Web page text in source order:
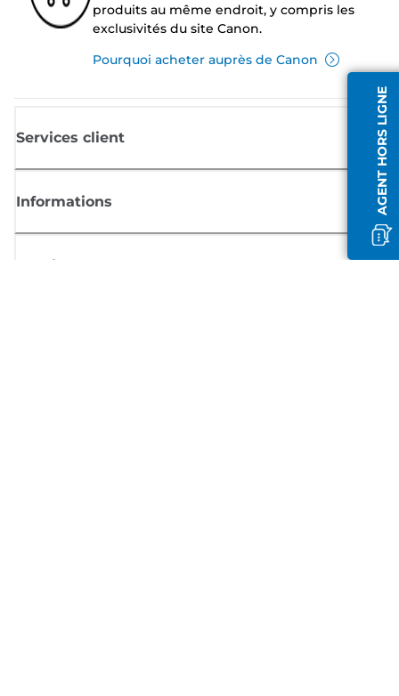
AGENT HORS LIGNE
produits au même endroit, y compris les
exclusivités du site Canon.
Pourquoi acheter auprès de Canon
Services client
Informations
Boutique